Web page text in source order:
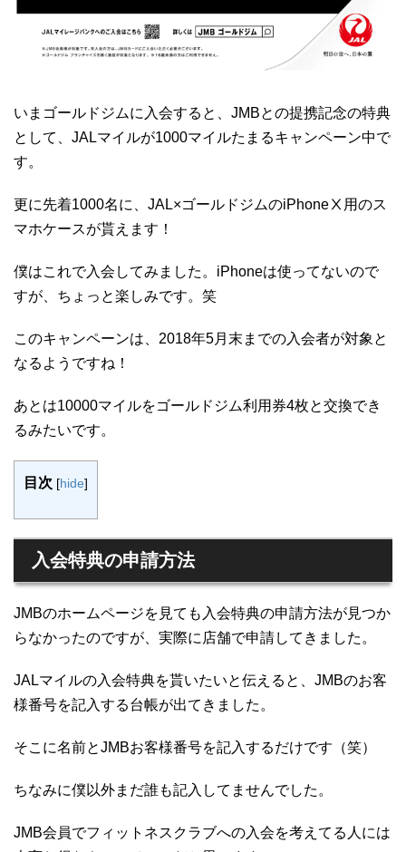
いまゴールドジムに入会すると、JMBとの提携記念の特典
として、JALマイルが1000マイルたまるキャンペーン中で
す。
更に先着1000名に、JAL×ゴールドジムのiPhoneⅩ用のス
マホケースが貰えます！
僕はこれで入会してみました。iPhoneは使ってないので
すが、ちょっと楽しみです。笑
このキャンペーンは、2018年5月末までの入会者が対象と
なるようですね！
あとは10000マイルをゴールドジム利用券4枚と交換でき
るみたいです。
目次 [hide]
入会特典の申請方法
JMBのホームページを見ても入会特典の申請方法が見つか
らなかったのですが、実際に店舗で申請してきました。
JALマイルの入会特典を貰いたいと伝えると、JMBのお客
様番号を記入する台帳が出てきました。
そこに名前とJMBお客様番号を記入するだけです（笑）
ちなみに僕以外まだ誰も記入してませんでした。
JMB会員でフィットネスクラブへの入会を考えてる人には